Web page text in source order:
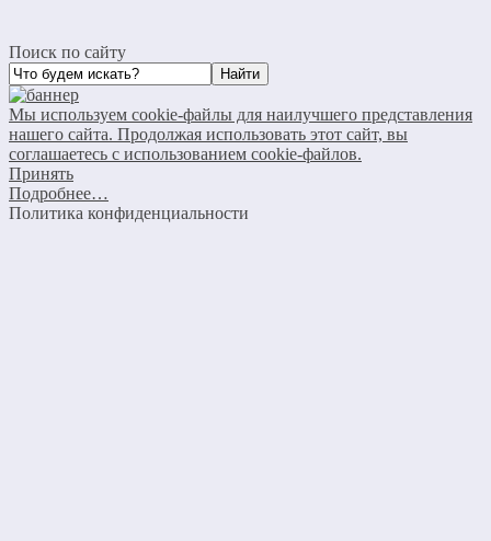
Поиск по сайту
Мы используем cookie-файлы для наилучшего представления
нашего сайта. Продолжая использовать этот сайт, вы
соглашаетесь с использованием cookie-файлов.
Принять
Подробнее…
Политика конфиденциальности